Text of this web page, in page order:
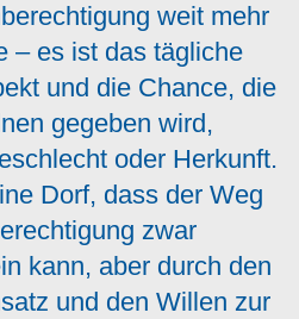
weit mehr
– es ist das tägliche
und die Chance, die
gegeben wird,
oder Herkunft.
Dorf, dass der Weg
zwar
kann, aber durch den
und den Willen zur